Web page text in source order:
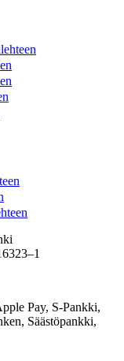
Pay, S-Pankki,
Säästöpankki,